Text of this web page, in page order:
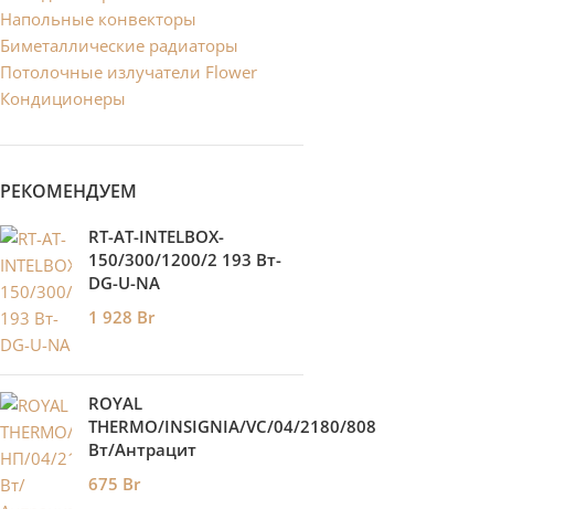
Напольные конвекторы
Биметаллические радиаторы
Потолочные излучатели Flower
Кондиционеры
РЕКОМЕНДУЕМ
RT-AT-INTELBOX-
150/300/1200/2 193 Вт-
DG-U-NA
1 928 Br
ROYAL
THERMO/INSIGNIA/VC/04/2180/808
Вт/Антрацит
675 Br